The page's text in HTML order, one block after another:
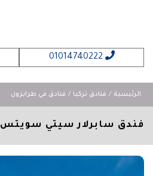
الرئيسية فنادق تركيا فنادق في طرابزون
فندق سابرلار سيتي سويتس 4 نجوم